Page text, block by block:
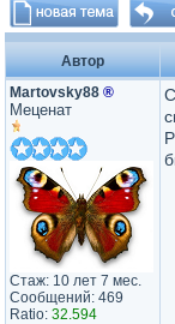
Автор
Martovsky88 ®
Меценат
Стаж: 10 лет 7 мес.
Сообщений: 469
Ratio: 32.594